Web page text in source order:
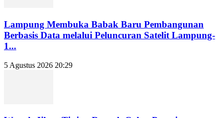
Lampung Membuka Babak Baru Pembangunan
Berbasis Data melalui Peluncuran Satelit Lampung-
1...
5 Agustus 2026 20:29